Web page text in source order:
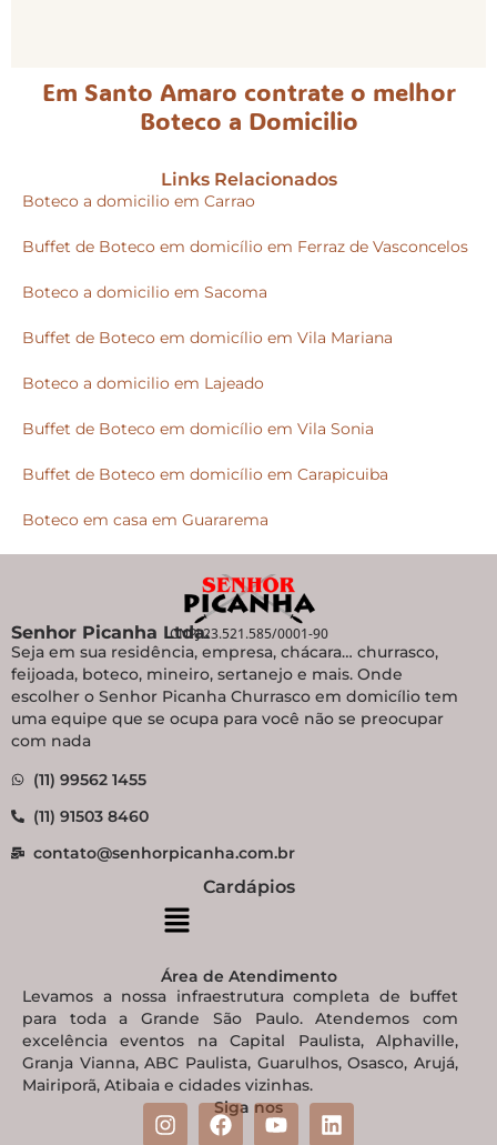
Em Santo Amaro contrate o melhor
Boteco a Domicilio
Links Relacionados
Boteco a domicilio em Carrao
Buffet de Boteco em domicílio em Ferraz de Vasconcelos
Boteco a domicilio em Sacoma
Buffet de Boteco em domicílio em Vila Mariana
Boteco a domicilio em Lajeado
Buffet de Boteco em domicílio em Vila Sonia
Buffet de Boteco em domicílio em Carapicuiba
Boteco em casa em Guararema
Senhor Picanha Ltda.CNPJ 23.521.585/0001-90
Seja em sua residência, empresa, chácara… churrasco,
feijoada, boteco, mineiro, sertanejo e mais. Onde
escolher o Senhor Picanha Churrasco em domicílio tem
uma equipe que se ocupa para você não se preocupar
com nada
(11) 99562 1455
(11) 91503 8460
contato@senhorpicanha.com.br
Cardápios
Área de Atendimento
Levamos a nossa infraestrutura completa de buffet
para toda a Grande São Paulo. Atendemos com
excelência eventos na Capital Paulista, Alphaville,
Granja Vianna, ABC Paulista, Guarulhos, Osasco, Arujá,
Mairiporã, Atibaia e cidades vizinhas.
Siga nos